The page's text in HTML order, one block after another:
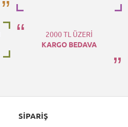
2000 TL ÜZERİ
KARGO BEDAVA
SIPARIŞ